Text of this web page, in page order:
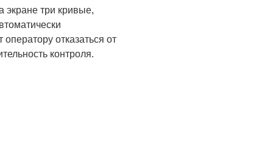
три кривые,
отказаться от
контроля.